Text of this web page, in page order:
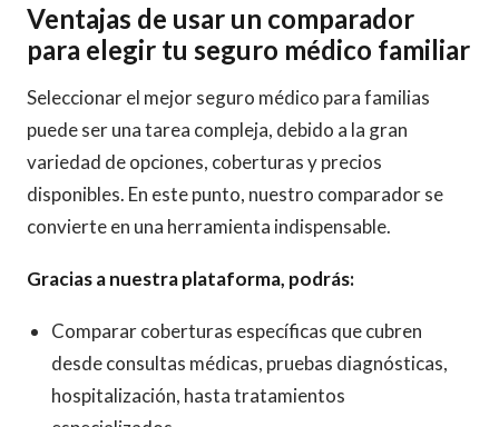
Ventajas de usar un comparador
para elegir tu seguro médico familiar
Seleccionar el mejor seguro médico para familias
puede ser una tarea compleja, debido a la gran
variedad de opciones, coberturas y precios
disponibles. En este punto, nuestro comparador se
convierte en una herramienta indispensable.
Gracias a nuestra plataforma, podrás:
Comparar coberturas específicas que cubren
desde consultas médicas, pruebas diagnósticas,
hospitalización, hasta tratamientos